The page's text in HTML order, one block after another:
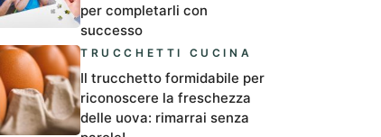
per completarli con
successo
TRUCCHETTI CUCINA
Il trucchetto formidabile per
riconoscere la freschezza
delle uova: rimarrai senza